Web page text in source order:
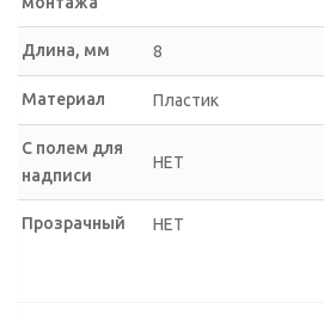
Длина, мм 8
Материал Пластик
С полем для
надписи
НЕТ
Прозрачный НЕТ